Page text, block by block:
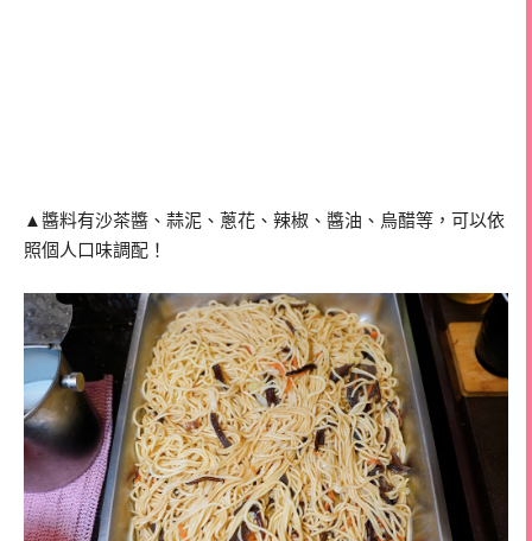
▲醬料有沙茶醬、蒜泥、蔥花、辣椒、醬油、烏醋等，可以依
照個人口味調配！